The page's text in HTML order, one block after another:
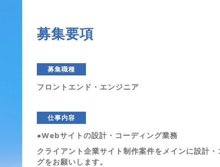
募集要項
募集職種
フロントエンド・エンジニア
仕事内容
●Webサイトの設計・コーディング業務
クライアント企業サイト制作案件をメインに設計
グをお願いします。